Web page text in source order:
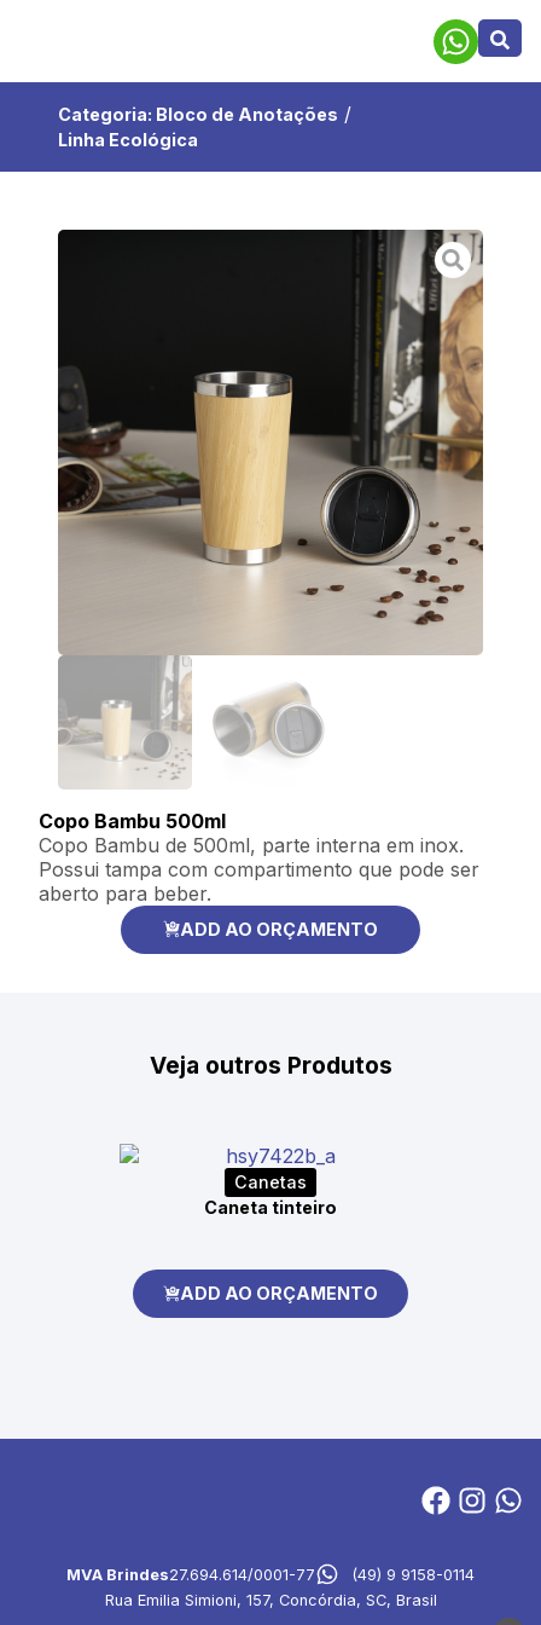
Categoria: Bloco de Anotações /
Linha Ecológica
Copo Bambu 500ml
Copo Bambu de 500ml, parte interna em inox.
Possui tampa com compartimento que pode ser
aberto para beber.
ADD AO ORÇAMENTO
Veja outros Produtos
Canetas
Caneta tinteiro
ADD AO ORÇAMENTO
MVA Brindes27.694.614/0001-77
(49) 9 9158-0114
Rua Emilia Simioni, 157, Concórdia, SC, Brasil